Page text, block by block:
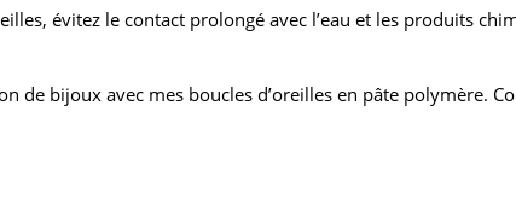
évitez le contact prolongé avec l’eau et les produits
de bijoux avec mes boucles d’oreilles en pâte polymère.